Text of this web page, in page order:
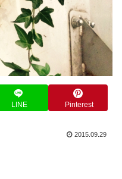
LINE Pinterest
2015.09.29